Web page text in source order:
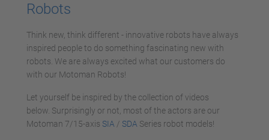
Robots
Think new, think different - innovative robots have always
inspired people to do something fascinating new with
robots. We are always excited what our customers do
with our Motoman Robots!
Let yourself be inspired by the collection of videos
below. Surprisingly or not, most of the actors are our
Motoman 7/15-axis SIA / SDA Series robot models!